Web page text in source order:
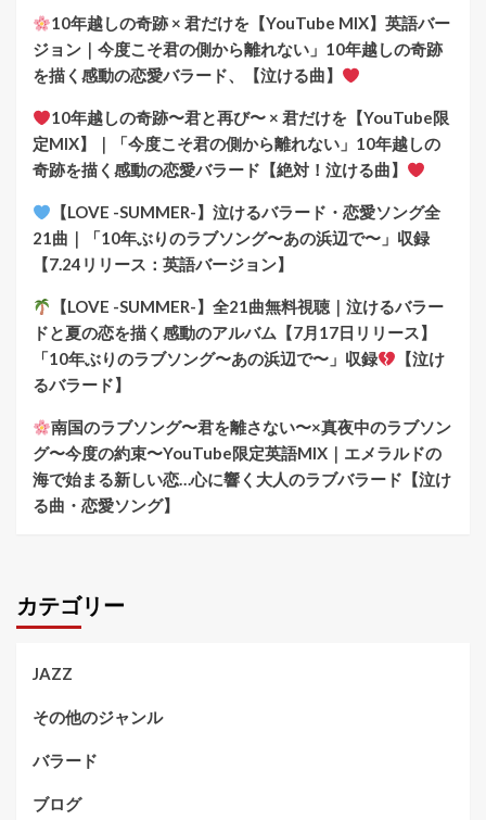
10年越しの奇跡 × 君だけを【YouTube MIX】英語バー
ジョン｜今度こそ君の側から離れない」10年越しの奇跡
を描く感動の恋愛バラード、【泣ける曲】
10年越しの奇跡〜君と再び〜 × 君だけを【YouTube限
定MIX】｜「今度こそ君の側から離れない」10年越しの
奇跡を描く感動の恋愛バラード【絶対！泣ける曲】
【LOVE -SUMMER-】泣けるバラード・恋愛ソング全
21曲｜「10年ぶりのラブソング〜あの浜辺で〜」収録
【7.24リリース：英語バージョン】
【LOVE -SUMMER-】全21曲無料視聴｜泣けるバラー
ドと夏の恋を描く感動のアルバム【7月17日リリース】
「10年ぶりのラブソング〜あの浜辺で〜」収録
【泣け
るバラード】
南国のラブソング〜君を離さない〜×真夜中のラブソン
グ〜今度の約束〜YouTube限定英語MIX｜エメラルドの
海で始まる新しい恋…心に響く大人のラブバラード【泣け
る曲・恋愛ソング】
カテゴリー
JAZZ
その他のジャンル
バラード
ブログ